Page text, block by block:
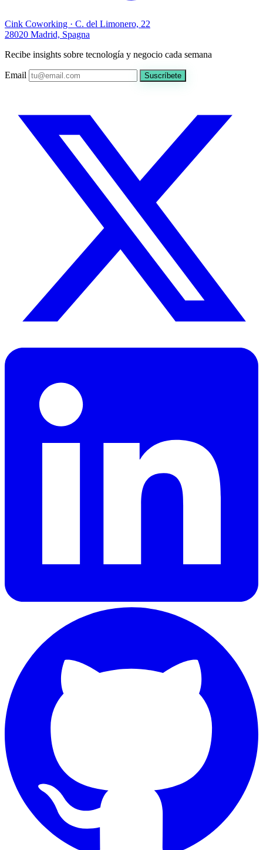
Cink Coworking · C. del Limonero, 22
28020 Madrid, Spagna
Recibe insights sobre tecnología y negocio cada semana
Email Suscríbete